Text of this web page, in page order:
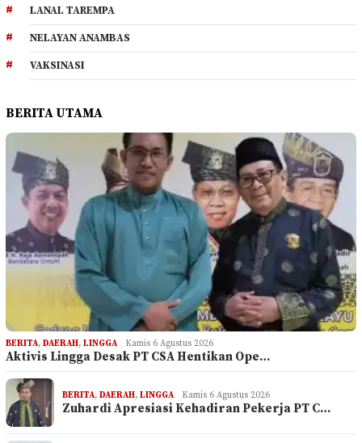
LANAL TAREMPA
NELAYAN ANAMBAS
VAKSINASI
BERITA UTAMA
BERITA, DAERAH, LINGGA Kamis 6 Agustus 2026
Aktivis Lingga Desak PT CSA Hentikan Ope…
BERITA, DAERAH, LINGGA Kamis 6 Agustus 2026
Zuhardi Apresiasi Kehadiran Pekerja PT C…